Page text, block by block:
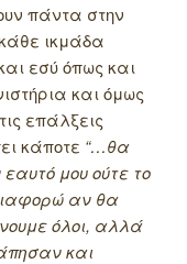
πάντα στην
ικμάδα
εσύ όπως και
και όμως
επάλξεις
κάποτε “…θα
μου ούτε το
αν θα
όλοι, αλλά
και